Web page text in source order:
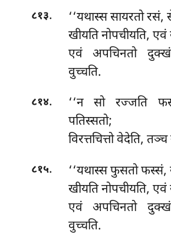
८१३.
‘‘यथास्स सायरतो रसं,
खीयति नोपचीयति, एवं
एवं अपचिनतो
वुच्चति.
८१४.
‘‘न सो रज्जति
पतिस्सतो;
विरत्तचित्तो वेदेति,
८१५.
‘‘यथास्स फुसतो फस्सं,
खीयति नोपचीयति, एवं
एवं अपचिनतो
वुच्चति.